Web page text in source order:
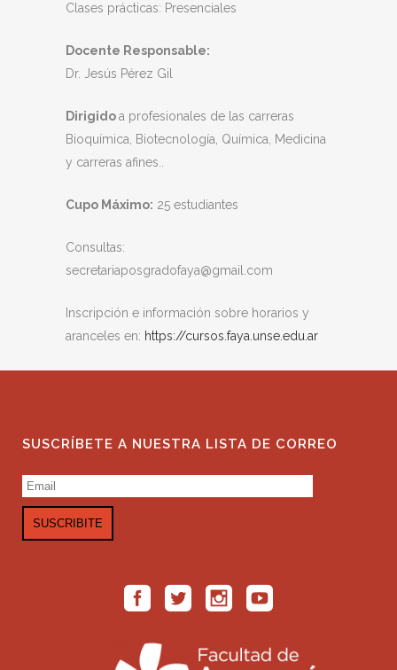
Clases prácticas: Presenciales
Docente Responsable:
Dr. Jesús Pérez Gil
Dirigidoa profesionales de las carreras
Bioquímica, Biotecnología, Química, Medicina
y carreras afines..
Cupo Máximo: 25 estudiantes
Consultas:
secretariaposgradofaya@gmail.com
Inscripción e información sobre horarios y
aranceles en: https://cursos.faya.unse.edu.ar
SUSCRÍBETE A NUESTRA LISTA DE CORREO